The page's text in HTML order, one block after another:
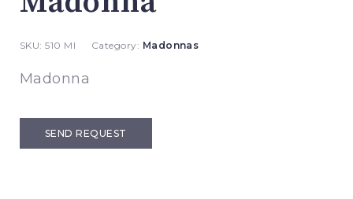
SKU:510 MI Category: Madonnas
Madonna
SEND REQUEST